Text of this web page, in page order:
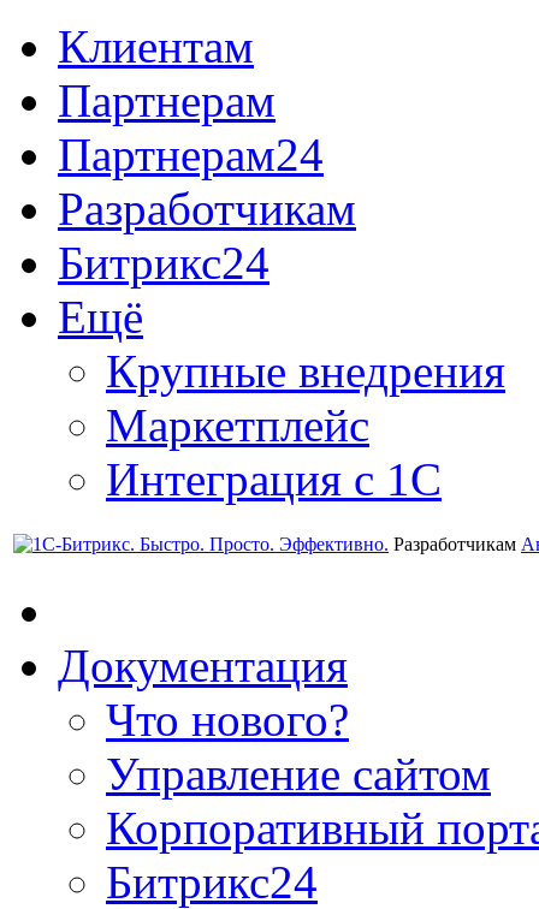
Клиентам
Партнерам
Партнерам24
Разработчикам
Битрикс24
Ещё
Крупные внедрения
Маркетплейс
Интеграция с 1С
Разработчикам
Документация
Что нового?
Управление сайтом
Корпоративный
Битрикс24